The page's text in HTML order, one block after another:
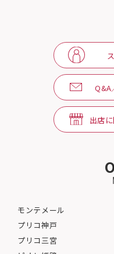
Q&A
出店
モンテメール
プリコ神戸
プリコ三宮